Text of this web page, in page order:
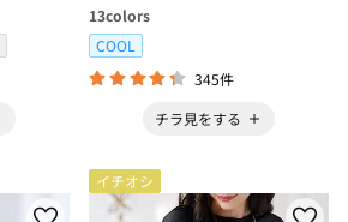
13colors
COOL
345件
チラ見をする
イチオシ